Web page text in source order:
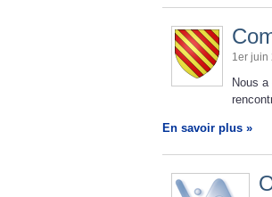
1er juin
Nous
En savoir plus »